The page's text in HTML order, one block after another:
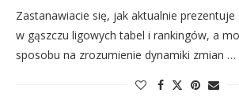
Zastanawiacie się, jak aktualnie prezentuje
w gąszczu ligowych tabel i rankingów, a
sposobu na zrozumienie dynamiki zmian …